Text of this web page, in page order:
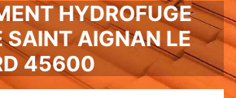
HYDROFUGE
SAINT AIGNAN LE
45600